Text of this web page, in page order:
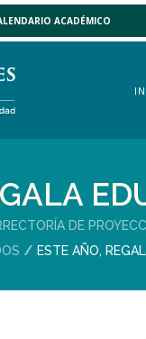
ACADÉMICO
DE
ESTE AÑO,